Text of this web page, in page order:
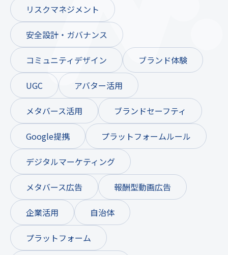
リスクマネジメント
安全設計・ガバナンス
コミュニティデザイン ブランド体験
UGC アバター活用
メタバース活用 ブランドセーフティ
Google提携 プラットフォームルール
デジタルマーケティング
メタバース広告 報酬型動画広告
企業活用 自治体
プラットフォーム